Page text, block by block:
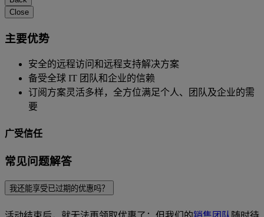
Close
主要优势
安全的远程访问和远程支持解决方案
备受全球 IT 团队和企业的信赖
订阅方案灵活多样，全方位满足个人、团队及企业的需
要
广受信任
常见问题解答
我还能享受已过期的优惠吗？